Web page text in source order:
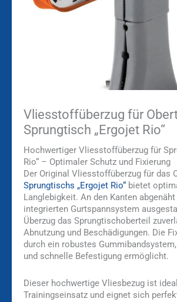
Vliesstoffüberzug für
Sprungtisch „Ergojet Rio“
Hochwertiger Vliesstoffüberzug für
Rio“ – Optimaler Schutz und Fixierung
Der Original Vliesstoffüberzug für das
Sprungtischs „Ergojet Rio“ bietet
Langlebigkeit. An den Kanten
integrierten Gurtspannsystem
Überzug das Sprungtischoberteil
Abnutzung und Beschädigungen. Die
durch ein robustes
und schnelle Befestigung ermöglicht.
Dieser hochwertige Vliesbezug ist
Trainingseinsatz und eignet sich